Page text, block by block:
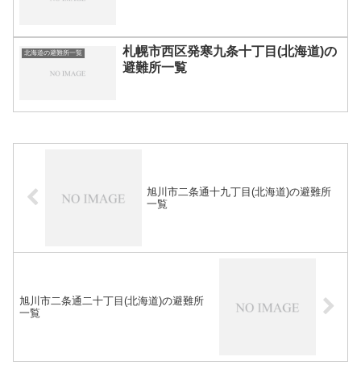
北海道の避難所一覧
札幌市西区発寒九条十丁目(北海道)の
避難所一覧
旭川市二条通十九丁目(北海道)の避難所
一覧
旭川市二条通二十丁目(北海道)の避難所
一覧